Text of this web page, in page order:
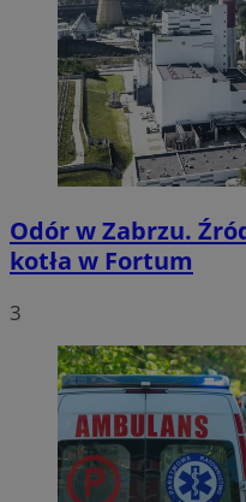
Odór w Zabrzu.
kotła w Fortum
3